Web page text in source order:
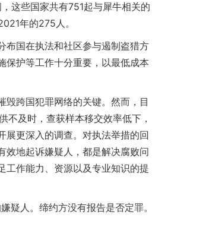
这些国家共有751起与犀牛相关的
年的275人。
布国在执法和社区参与遏制盗猎方
保护等工作十分重要，以最低成本
跨国犯罪网络的关键。然而，目
及时，查获样本移交效率低下，
展更深入的调查。对执法举措的回
效地起诉嫌疑人，都是解决腐败问
工作能力、资源以及专业知识的提
人。缔约方没有报告是否定罪。